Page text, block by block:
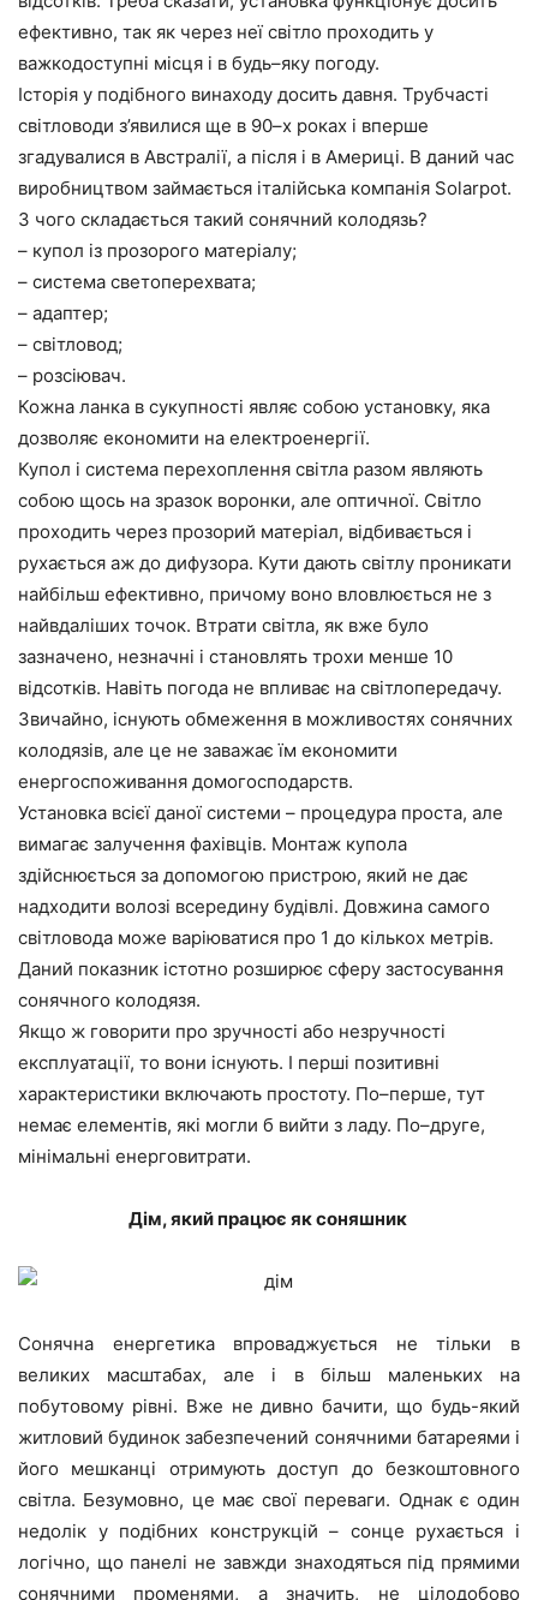
ефективно, так як через неї світло проходить у
важкодоступні місця і в будь–яку погоду.
Історія у подібного винаходу досить давня. Трубчасті
світловоди з’явилися ще в 90–х роках і вперше
згадувалися в Австралії, а після і в Америці. В даний час
виробництвом займається італійська компанія Solarpot.
З чого складається такий сонячний колодязь?
– купол із прозорого матеріалу;
– система светоперехвата;
– адаптер;
– світловод;
– розсіювач.
Кожна ланка в сукупності являє собою установку, яка
дозволяє економити на електроенергії.
Купол і система перехоплення світла разом являють
собою щось на зразок воронки, але оптичної. Світло
проходить через прозорий матеріал, відбивається і
рухається аж до дифузора. Кути дають світлу проникати
найбільш ефективно, причому воно вловлюється не з
найвдаліших точок. Втрати світла, як вже було
зазначено, незначні і становлять трохи менше 10
відсотків. Навіть погода не впливає на світлопередачу.
Звичайно, існують обмеження в можливостях сонячних
колодязів, але це не заважає їм економити
енергоспоживання домогосподарств.
Установка всієї даної системи – процедура проста, але
вимагає залучення фахівців. Монтаж купола
здійснюється за допомогою пристрою, який не дає
надходити волозі всередину будівлі. Довжина самого
світловода може варіюватися про 1 до кількох метрів.
Даний показник істотно розширює сферу застосування
сонячного колодязя.
Якщо ж говорити про зручності або незручності
експлуатації, то вони існують. І перші позитивні
характеристики включають простоту. По–перше, тут
немає елементів, які могли б вийти з ладу. По–друге,
мінімальні енерговитрати.
Дім, який працює як соняшник
Сонячна енергетика впроваджується не тільки в
великих масштабах, але і в більш маленьких на
побутовому рівні. Вже не дивно бачити, що будь-який
житловий будинок забезпечений сонячними батареями і
його мешканці отримують доступ до безкоштовного
світла. Безумовно, це має свої переваги. Однак є один
недолік у подібних конструкцій – сонце рухається і
логічно, що панелі не завжди знаходяться під прямими
сонячними променями, а значить, не цілодобово